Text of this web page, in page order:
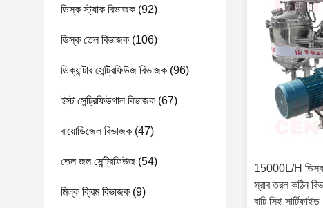
ডিস্ক স্ট্যাক বিভাজক (92)
ডিস্ক তেল বিভাজক (106)
ডিক্যান্টার সেন্ট্রিফিউজ বিভাজক (96)
ইস্ট সেন্ট্রিফিউগাল বিভাজক (67)
বায়োডিজেল বিভাজক (47)
তেল জল সেন্ট্রিফিউজ (54)
মিল্ক ক্রিম বিভাজক (9)
15000L/H ডিস্ক
স্রাব তরল কঠিন
বাটি সিই সার্টিফাইড